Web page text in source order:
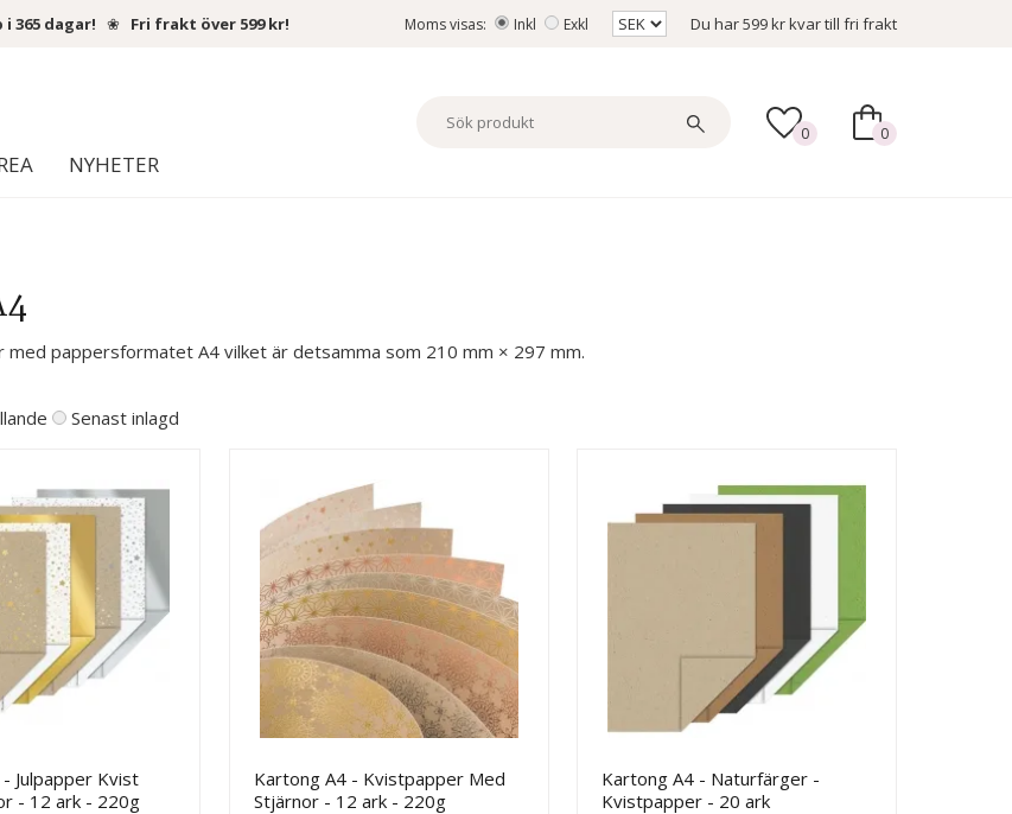
365 dagar! ❀ Fri frakt över 599 kr! Moms visas: Inkl Exkl Du har599 krkvar till fri frakt
NYHETER
0 0
pappersformatet A4 vilket är detsamma som 210 mm × 297 mm.
Senast inlagd
Julpapper Kvist
- 12 ark - 220g
Kartong A4 - Kvistpapper Med
Stjärnor - 12 ark - 220g
Kartong A4 - Naturfärger -
Kvistpapper - 20 ark